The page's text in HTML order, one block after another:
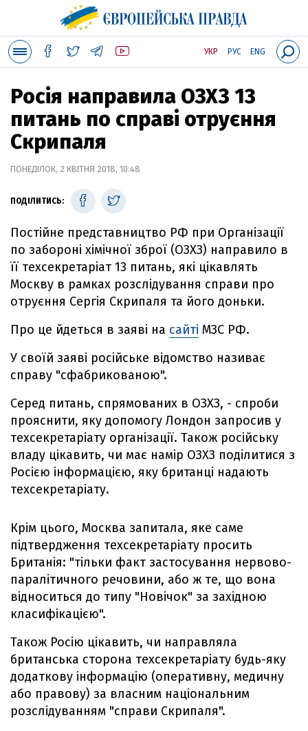
УКР РУС ENG
Росія направила ОЗХЗ 13
питань по справі отруєння
Скрипаля
ПОНЕДІЛОК, 2 КВІТНЯ 2018, 10:48
ПОДІЛИТИСЬ:
Постійне представництво РФ при Організації
по забороні хімічної зброї (ОЗХЗ) направило в
її техсекретаріат 13 питань, які цікавлять
Москву в рамках розслідування справи про
отруєння Сергія Скрипаля та його доньки.
Про це йдеться в заяві на сайті МЗС РФ.
У своїй заяві російське відомство називає
справу "сфабрикованою".
Серед питань, спрямованих в ОЗХЗ, - спроби
прояснити, яку допомогу Лондон запросив у
техсекретаріату організації. Також російську
владу цікавить, чи має намір ОЗХЗ поділитися з
Росією інформацією, яку британці надають
техсекретаріату.
Крім цього, Москва запитала, яке саме
підтвердження техсекретаріату просить
Британія: "тільки факт застосування нервово-
паралітичного речовини, або ж те, що вона
відноситься до типу "Новічок" за західною
класифікацією".
Також Росію цікавить, чи направляла
британська сторона техсекретаріату будь-яку
додаткову інформацію (оперативну, медичну
або правову) за власним національним
розслідуванням "справи Скрипаля".